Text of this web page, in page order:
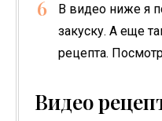
В видео ниже я
закуску. А еще
рецепта.
Видео